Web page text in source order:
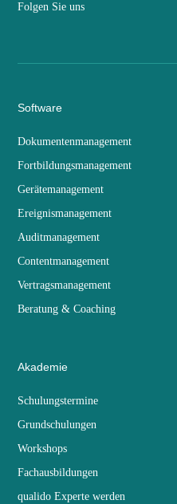
Folgen Sie uns
Software
Dokumentenmanagement
Fortbildungsmanagement
Gerätemanagement
Ereignismanagement
Auditmanagement
Contentmanagement
Vertragsmanagement
Beratung & Coaching
Akademie
Schulungstermine
Grundschulungen
Workshops
Fachausbildungen
qualido Experte werden